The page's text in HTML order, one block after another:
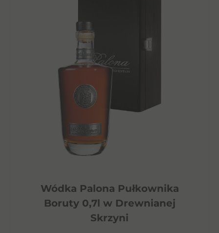
Wódka Palona Pułkownika
Boruty 0,7l w Drewnianej
Skrzyni